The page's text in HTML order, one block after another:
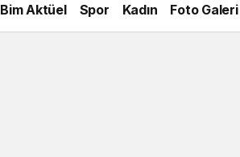
Bim Aktüel Spor Kadın Foto Galeri